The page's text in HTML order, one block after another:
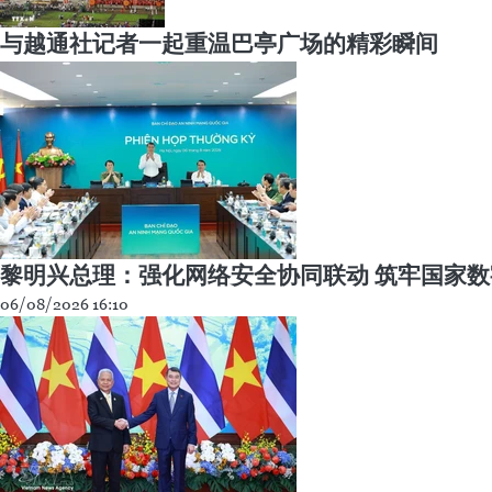
与越通社记者一起重温巴亭广场的精彩瞬间
黎明兴总理：强化网络安全协同联动 筑牢国家
06/08/2026 16:10